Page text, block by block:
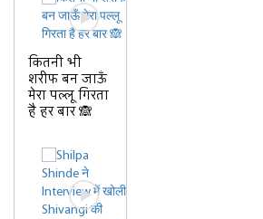
कितनी भी
शरीफ बन जाऊँ
मेरा पल्लू गिरता
है हर बार 🙈